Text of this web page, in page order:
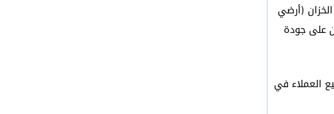
(أرضي
على جودة
العملاء في